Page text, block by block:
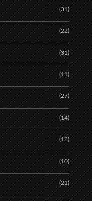
(31)
(22)
(31)
(11)
(27)
(14)
(18)
(10)
(21)